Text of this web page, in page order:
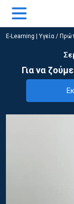
E-Learning Υγεία /
Για να